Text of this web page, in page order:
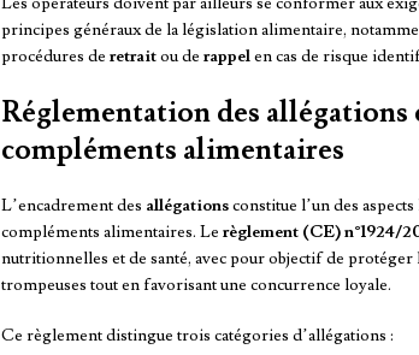
principes généraux de la législation alimentaire,
procédures de retraitou de rappelen cas de risque
Réglementation des allégations
compléments alimentaires
L’encadrement des allégationsconstitue l’un des
compléments alimentaires. Le règlement (CE) n°1924/
nutritionnelles et de santé, avec pour objectif de
trompeuses tout en favorisant une concurrence loyale.
Ce règlement distingue trois catégories d’allégations :